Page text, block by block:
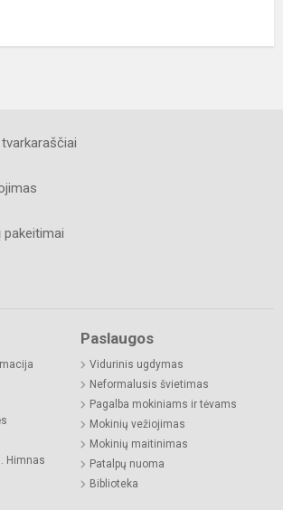
pakeitimai
Himnas
Paslaugos
Vidurinis ugdymas
Neformalusis švietimas
Pagalba mokiniams ir tėvams
Mokinių vežiojimas
Mokinių maitinimas
Patalpų nuoma
Biblioteka